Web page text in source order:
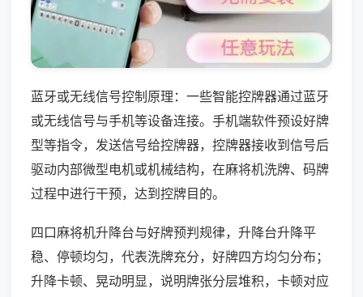
蓝牙或无线信号控制原理：一些智能控牌器通过蓝牙
或无线信号与手机等设备连接。手机端软件预设好牌
型等指令，发送信号给控牌器，控牌器接收到信号后
驱动内部微型电机或机械结构，在麻将机洗牌、码牌
过程中进行干预，达到控牌目的。
四口麻将机升降台与好牌预判规律，升降台升降平
稳、停顿均匀，代表洗牌充分，好牌四方均匀分布；
升降卡顿、晃动明显，说明牌张分层堆积，卡顿对应